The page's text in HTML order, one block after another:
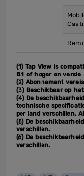
(1) Tap View is
8.1 of hoger en versie
(2) Abonnement
(3) Beschikbaar op
(4) De
technische
per land verschillen.
(5) De
verschillen.
(6) De
verschillen.